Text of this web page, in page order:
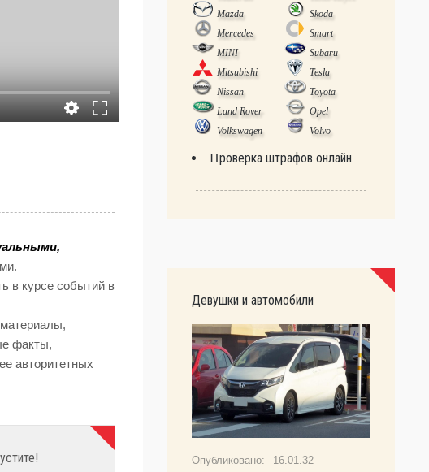
в курсе событий в
факты,
авторитетных
Mazda
Skoda
Mercedes
Smart
MINI
Subaru
Mitsubishi
Tesla
Nissan
Toyota
Land Rover
Opel
Volkswagen
Volvo
Проверка штрафов онлайн.
Девушки и автомобили
16.01.32